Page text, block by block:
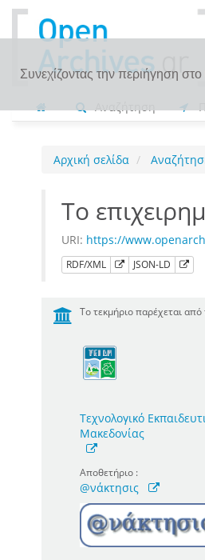
Συνεχίζοντας την περιήγηση στο
Αναζήτηση
Αρχική σελίδα
Τo
URI: https://
RDF/XML JSON-LD
Το τεκμήριο παρέχεται
Τεχνολογικό
Μακεδονίας
Αποθετήριο :
@νάκτησις